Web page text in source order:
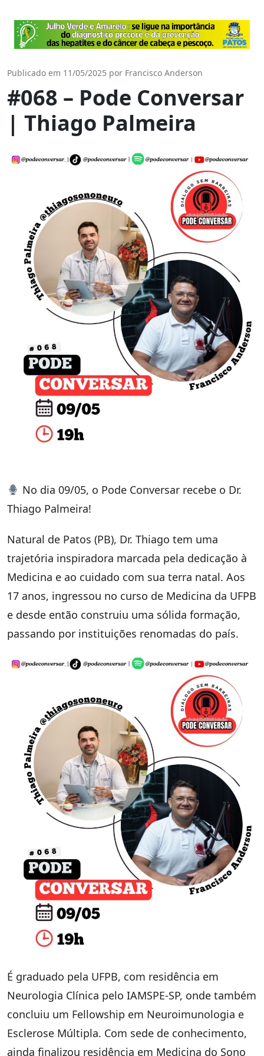
Publicado em 11/05/2025 por Francisco Anderson
#068 – Pode Conversar
| Thiago Palmeira
No dia 09/05, o Pode Conversar recebe o Dr.
Thiago Palmeira!
Natural de Patos (PB), Dr. Thiago tem uma
trajetória inspiradora marcada pela dedicação à
Medicina e ao cuidado com sua terra natal. Aos
17 anos, ingressou no curso de Medicina da UFPB
e desde então construiu uma sólida formação,
passando por instituições renomadas do país.
É graduado pela UFPB, com residência em
Neurologia Clínica pelo IAMSPE-SP, onde também
concluiu um Fellowship em Neuroimunologia e
Esclerose Múltipla. Com sede de conhecimento,
ainda finalizou residência em Medicina do Sono